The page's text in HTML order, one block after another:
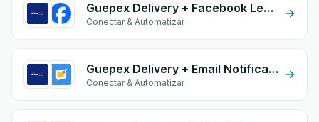
Guepex Delivery + Facebook Leads
Conectar & Automatizar
Guepex Delivery + Email Notifications by eGrow
Conectar & Automatizar